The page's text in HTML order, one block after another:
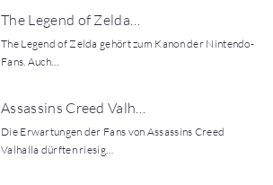
The Legend of Zelda…
The Legend of Zelda gehört zum Kanon der Nintendo-
Fans. Auch…
Assassins Creed Valh…
Die Erwartungen der Fans von Assassins Creed
Valhalla dürften riesig…